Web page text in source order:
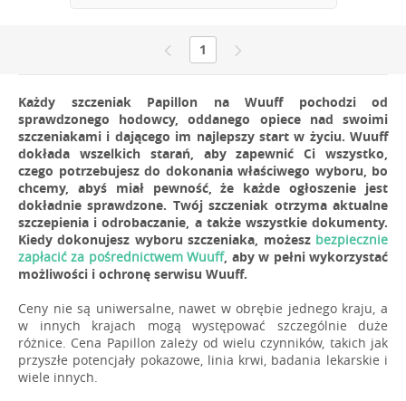
1
Każdy szczeniak Papillon na Wuuff pochodzi od
sprawdzonego hodowcy, oddanego opiece nad swoimi
szczeniakami i dającego im najlepszy start w życiu. Wuuff
dokłada wszelkich starań, aby zapewnić Ci wszystko,
czego potrzebujesz do dokonania właściwego wyboru, bo
chcemy, abyś miał pewność, że każde ogłoszenie jest
dokładnie sprawdzone. Twój szczeniak otrzyma aktualne
szczepienia i odrobaczanie, a także wszystkie dokumenty.
Kiedy dokonujesz wyboru szczeniaka, możesz bezpiecznie
zapłacić za pośrednictwem Wuuff, aby w pełni wykorzystać
możliwości i ochronę serwisu Wuuff.
Ceny nie są uniwersalne, nawet w obrębie jednego kraju, a
w innych krajach mogą występować szczególnie duże
różnice. Cena Papillon zależy od wielu czynników, takich jak
przyszłe potencjały pokazowe, linia krwi, badania lekarskie i
wiele innych.